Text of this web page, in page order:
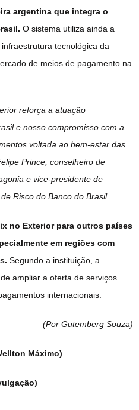
argentina que integra o
O sistema utiliza ainda a
tecnológica da
de meios de pagamento na
reforça a atuação
e nosso compromisso com a
voltada ao bem-estar das
Prince, conselheiro de
e vice-presidente de
Risco do Banco do Brasil.
no Exterior para outros países
em regiões com
Segundo a instituição, a
ampliar a oferta de serviços
internacionais.
(Por Gutemberg Souza)
Máximo)